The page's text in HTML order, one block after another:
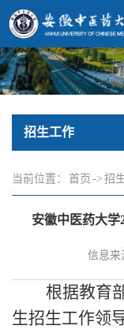
招生工作
当前位置： 首页 -> 招
安徽中医药大学
信息来
根据教育
生招生工作领